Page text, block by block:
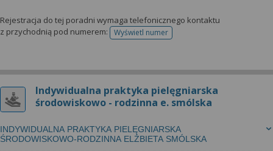
Rejestracja do tej poradni wymaga telefonicznego kontaktu
z przychodnią pod numerem:
Wyświetl numertelefonu do rejestracji
Indywidualna praktyka pielęgniarska
środowiskowo - rodzinna e. smólska
INDYWIDUALNA PRAKTYKA PIELĘGNIARSKA
ŚRODOWISKOWO-RODZINNA ELŻBIETA SMÓLSKA